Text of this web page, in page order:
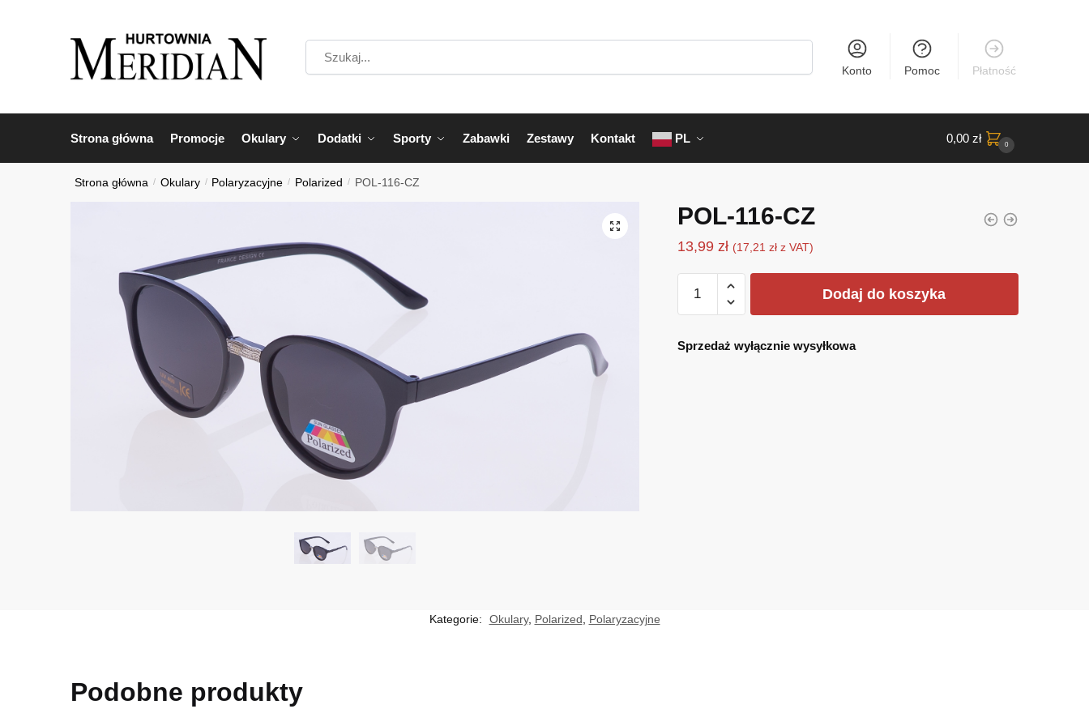
Konto Pomoc Płatność
Strona główna Promocje Okulary Dodatki Sporty Zabawki Zestawy Kontakt PL 0,00 zł 0
Strona główna / Okulary / Polaryzacyjne / Polarized / POL-116-CZ
POL-116-CZ
13,99 zł (17,21 złz VAT)
POL-
CZ
Dodaj do koszyka
Sprzedaż wyłącznie wysyłkowa
Kategorie: Okulary, Polarized Polaryzacyjne
Podobne produkty